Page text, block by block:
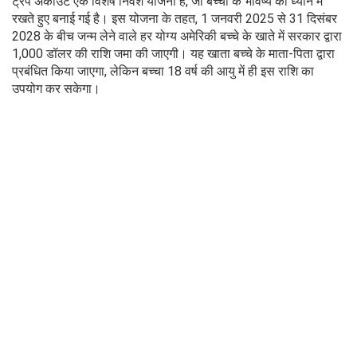
रखते हुए बनाई गई है। इस योजना के तहत, 1 जनवरी 2025 से 31 दिसंबर
2028 के बीच जन्म लेने वाले हर योग्य अमेरिकी बच्चे के खाते में सरकार द्वारा
1,000 डॉलर की राशि जमा की जाएगी। यह खाता बच्चे के माता-पिता द्वारा
प्रबंधित किया जाएगा, लेकिन बच्चा 18 वर्ष की आयु में ही इस राशि का
उपयोग कर सकेगा।